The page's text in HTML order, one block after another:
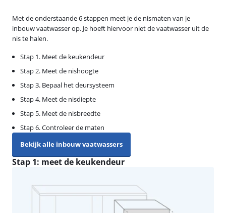
Met de onderstaande 6 stappen meet je de nismaten van je
inbouw vaatwasser op. Je hoeft hiervoor niet de vaatwasser uit de
nis te halen.
Stap 1. Meet de keukendeur
Stap 2. Meet de nishoogte
Stap 3. Bepaal het deursysteem
Stap 4. Meet de nisdiepte
Stap 5. Meet de nisbreedte
Stap 6. Controleer de maten
Bekijk alle inbouw vaatwassers
Stap 1: meet de keukendeur